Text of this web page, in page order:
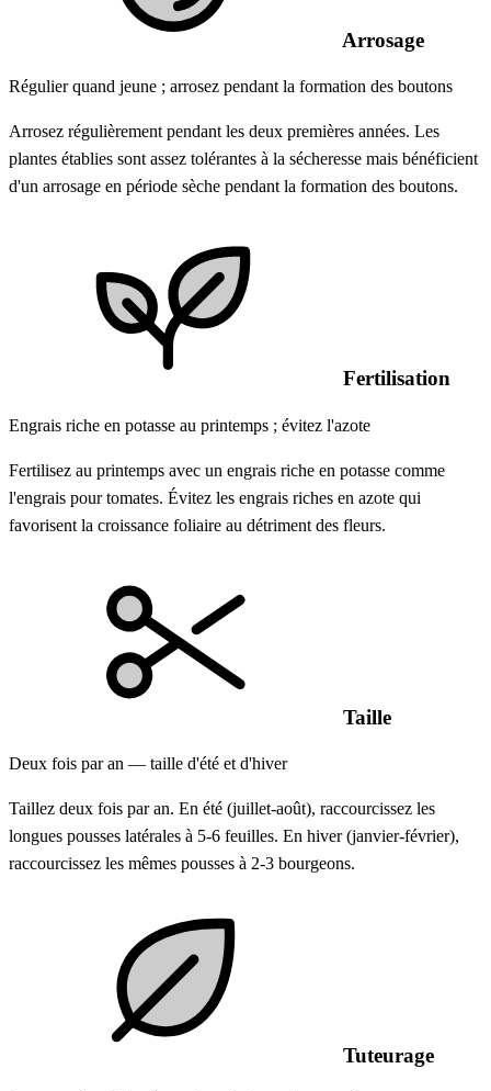
Arrosage
Régulier quand jeune ; arrosez pendant la formation des boutons
Arrosez régulièrement pendant les deux premières années. Les
plantes établies sont assez tolérantes à la sécheresse mais bénéficient
d'un arrosage en période sèche pendant la formation des boutons.
Fertilisation
Engrais riche en potasse au printemps ; évitez l'azote
Fertilisez au printemps avec un engrais riche en potasse comme
l'engrais pour tomates. Évitez les engrais riches en azote qui
favorisent la croissance foliaire au détriment des fleurs.
Taille
Deux fois par an — taille d'été et d'hiver
Taillez deux fois par an. En été (juillet-août), raccourcissez les
longues pousses latérales à 5-6 feuilles. En hiver (janvier-février),
raccourcissez les mêmes pousses à 2-3 bourgeons.
Tuteurage